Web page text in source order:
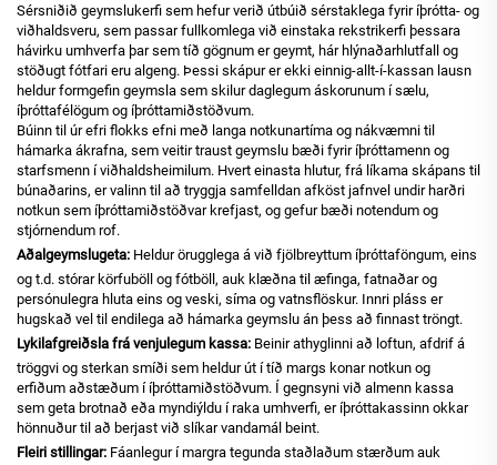
Sérsniðið geymslukerfi sem hefur verið útbúið sérstaklega fyrir íþrótta- og
viðhaldsveru, sem passar fullkomlega við einstaka rekstrikerfi þessara
hávirku umhverfa þar sem tíð gögnum er geymt, hár hlýnaðarhlutfall og
stöðugt fótfari eru algeng. Þessi skápur er ekki einnig-allt-í-kassan lausn
heldur formgefin geymsla sem skilur daglegum áskorunum í sælu,
íþróttafélögum og íþróttamiðstöðvum.
Búinn til úr efri flokks efni með langa notkunartíma og nákvæmni til
hámarka ákrafna, sem veitir traust geymslu bæði fyrir íþróttamenn og
starfsmenn í viðhaldsheimilum. Hvert einasta hlutur, frá líkama skápans til
búnaðarins, er valinn til að tryggja samfelldan afköst jafnvel undir harðri
notkun sem íþróttamiðstöðvar krefjast, og gefur bæði notendum og
stjórnendum rof.
Aðalgeymslugeta: Heldur örugglega á við fjölbreyttum íþróttaföngum, eins
og t.d. stórar körfuböll og fótböll, auk klæðna til æfinga, fatnaðar og
persónulegra hluta eins og veski, síma og vatnsflöskur. Innri pláss er
hugskað vel til endilega að hámarka geymslu án þess að finnast tröngt.
Lykilafgreiðsla frá venjulegum kassa: Beinir athyglinni að loftun, afdrif á
tröggvi og sterkan smíði sem heldur út í tíð margs konar notkun og
erfiðum aðstæðum í íþróttamiðstöðvum. Í gegnsyni við almenn kassa
sem geta brotnað eða myndiýldu í raka umhverfi, er íþróttakassinn okkar
hönnuður til að berjast við slíkar vandamál beint.
Fleiri stillingar: Fáanlegur í margra tegunda staðlaðum stærðum auk